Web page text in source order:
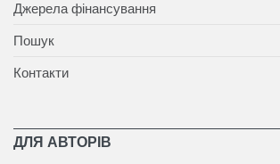
Джерела фінансування
Пошук
Контакти
ДЛЯ АВТОРІВ